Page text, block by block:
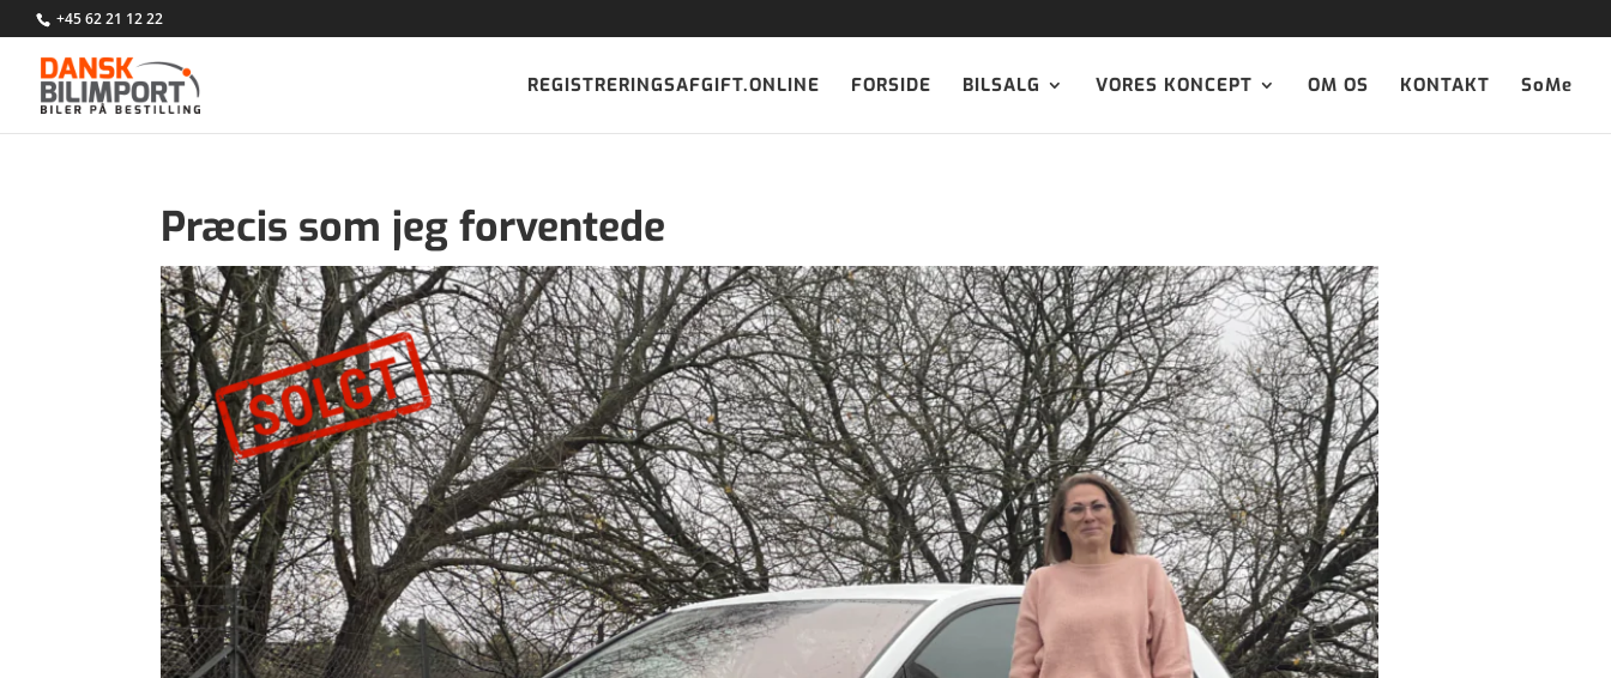
+45 62 21 12 22
REGISTRERINGSAFGIFT.ONLINE FORSIDE BILSALG VORES KONCEPT OM OS KONTAKT SoMe
Præcis som jeg forventede